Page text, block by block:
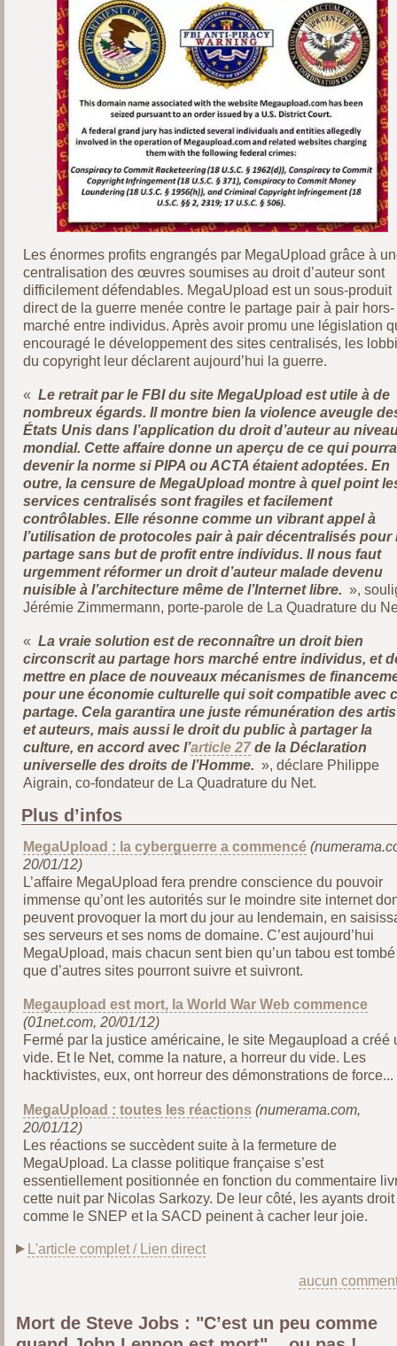
Les énormes profits engrangés par MegaUpload grâce à
centralisation des œuvres soumises au droit d’auteur sont
difficilement défendables. MegaUpload est un sous-produit
direct de la guerre menée contre le partage pair à pair hors-
marché entre individus. Après avoir promu une législation
encouragé le développement des sites centralisés, les
du copyright leur déclarent aujourd’hui la guerre.
« Le retrait par le FBI du site MegaUpload est utile à de
nombreux égards. Il montre bien la violence aveugle
États Unis dans l’application du droit d’auteur au
mondial. Cette affaire donne un aperçu de ce qui
devenir la norme si PIPA ou ACTA étaient adoptées. En
outre, la censure de MegaUpload montre à quel point
services centralisés sont fragiles et facilement
contrôlables. Elle résonne comme un vibrant appel à
l’utilisation de protocoles pair à pair décentralisés pour
partage sans but de profit entre individus. Il nous faut
urgemment réformer un droit d’auteur malade devenu
nuisible à l’architecture même de l’Internet libre. »,
Jérémie Zimmermann, porte-parole de La Quadrature du
« La vraie solution est de reconnaître un droit bien
circonscrit au partage hors marché entre individus, et
mettre en place de nouveaux mécanismes de
pour une économie culturelle qui soit compatible avec
partage. Cela garantira une juste rémunération des
et auteurs, mais aussi le droit du public à partager la
culture, en accord avec l’article 27de la Déclaration
universelle des droits de l’Homme. », déclare Philippe
Aigrain, co-fondateur de La Quadrature du Net.
Plus d’infos
MegaUpload : la cyberguerre a commencé
20/01/12)
L’affaire MegaUpload fera prendre conscience du pouvoir
immense qu’ont les autorités sur le moindre site internet
peuvent provoquer la mort du jour au lendemain, en
ses serveurs et ses noms de domaine. C’est aujourd’hui
MegaUpload, mais chacun sent bien qu’un tabou est
que d’autres sites pourront suivre et suivront.
Megaupload est mort, la World War Web commence
(01net.com, 20/01/12)
Fermé par la justice américaine, le site Megaupload a créé
vide. Et le Net, comme la nature, a horreur du vide. Les
hacktivistes, eux, ont horreur des démonstrations de force...
MegaUpload : toutes les réactions (numerama.com,
20/01/12)
Les réactions se succèdent suite à la fermeture de
MegaUpload. La classe politique française s’est
essentiellement positionnée en fonction du commentaire
cette nuit par Nicolas Sarkozy. De leur côté, les ayants droit
comme le SNEP et la SACD peinent à cacher leur joie.
L'article complet / Lien direct
aucun
Mort de Steve Jobs : "C’est un peu comme